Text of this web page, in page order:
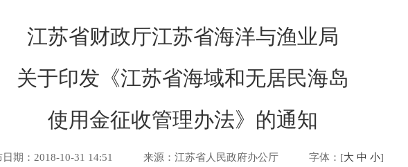
江苏省财政厅江苏省海洋与渔业局
关于印发《江苏省海域和无居民海岛
使用金征收管理办法》的通知
日期：2018-10-31 14:51 来源：江苏省人民政府办公厅 字体：[大 中 小]